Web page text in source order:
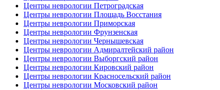
Центры неврологии Петроградская
Центры неврологии Площадь Восстания
Центры неврологии Приморская
Центры неврологии Фрунзенская
Центры неврологии Чернышевская
Центры неврологии Адмиралтейский район
Центры неврологии Выборгский район
Центры неврологии Кировский район
Центры неврологии Красносельский район
Центры неврологии Московский район